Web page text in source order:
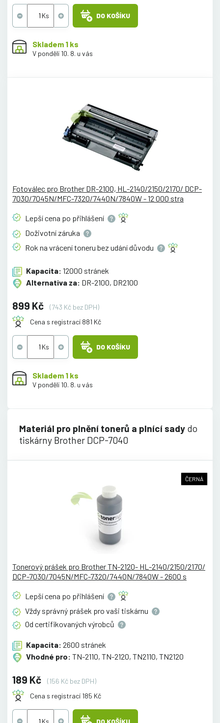
DO KOŠÍKU
Skladem 1 ks
V pondělí 10. 8. u vás
Fotoválec pro Brother DR-2100, HL-2140/2150/2170/ DCP-
7030/7045N/MFC-7320/7440N/7840W - 12 000 stra
Lepší cena po přihlášení
Doživotní záruka
Rok na vrácení toneru bez udánídůvodu
Kapacita: 12000 stránek
Alternativa za: DR-2100, DR2100
899 Kč
(743 Kč bez DPH)
Cena s registrací 881 Kč
DO KOŠÍKU
Skladem 1 ks
V pondělí 10. 8. u vás
Materiál pro plnění tonerů a plnící sady do
tiskárny Brother DCP-7040
ČERNÁ
Tonerový prášek pro Brother TN-2120- HL-2140/2150/2170/
DCP-7030/7045N/MFC-7320/7440N/7840W - 2600 s
Lepší cena po přihlášení
Vždy správný prášek pro vaši tiskárnu
Od certifikovaných výrobců
Kapacita: 2600 stránek
Vhodné pro: TN-2110, TN-2120, TN2110, TN2120
189 Kč
(156 Kč bez DPH)
Cena s registrací 185 Kč
DO KOŠÍKU